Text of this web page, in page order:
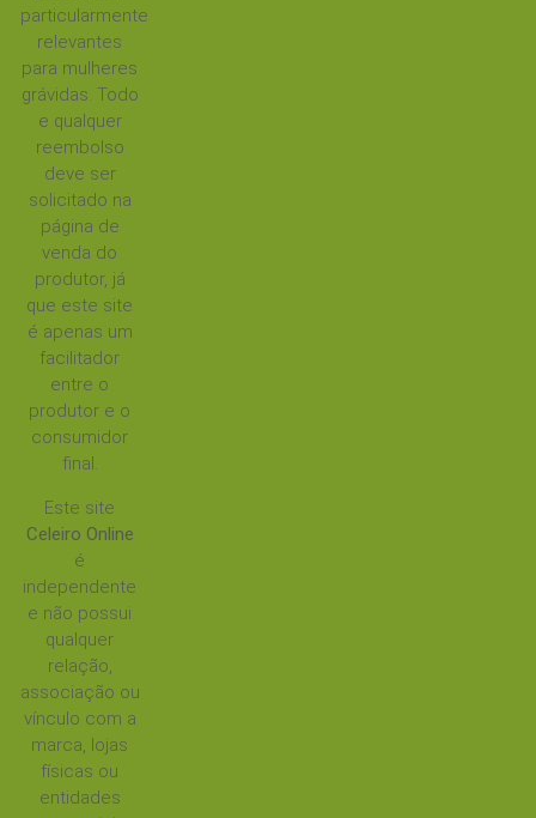
particularmente
relevantes
para mulheres
grávidas. Todo
e qualquer
reembolso
deve ser
solicitado na
página de
venda do
produtor, já
que este site
é apenas um
facilitador
entre o
produtor e o
consumidor
final.
Este site
Celeiro Online
é
independente
e não possui
qualquer
relação,
associação ou
vínculo com a
marca, lojas
físicas ou
entidades